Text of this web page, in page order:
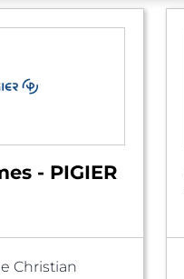
- PIGIER
Christian